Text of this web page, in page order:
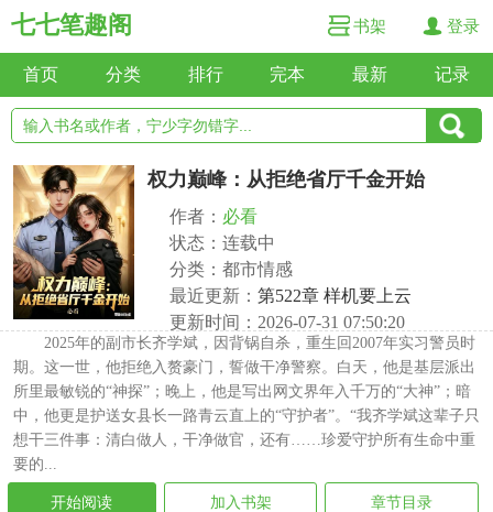
七七笔趣阁 书架 登录
首页 分类 排行 完本 最新 记录
权力巅峰：从拒绝省厅千金开始
作者： 必看
状态：连载中
分类：都市情感
最近更新： 第522章 样机要上云
更新时间：2026-07-31 07:50:20
2025年的副市长齐学斌，因背锅自杀，重生回2007年实习警员时
期。这一世，他拒绝入赘豪门，誓做干净警察。白天，他是基层派出
所里最敏锐的“神探”；晚上，他是写出网文界年入千万的“大神”；暗
中，他更是护送女县长一路青云直上的“守护者”。“我齐学斌这辈子只
想干三件事：清白做人，干净做官，还有……珍爱守护所有生命中重
要的...
开始阅读 加入书架 章节目录